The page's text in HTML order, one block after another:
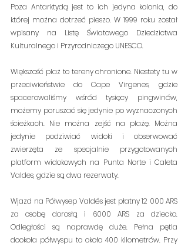
Poza Antarktydą jest to ich jedyna kolonia, do
której można dotrzeć pieszo. W 1999 roku został
wpisany na Listę Światowego Dziedzictwa
Kulturalnego i Przyrodniczego UNESCO.
Większość plaż to tereny chronione. Niestety tu w
przeciwieństwie do Cape Virgenes, gdzie
spacerowaliśmy wśród tysięcy pingwinów,
możemy poruszać się jedynie po wyznaczonych
ścieżkach. Nie można zejść na plażę. Można
jedynie podziwiać widoki i obserwować
zwierzęta ze specjalnie przygotowanych
platform widokowych na Punta Norte i Caleta
Valdes, gdzie są dwa rezerwaty.
Wjazd na Półwysep Valdés jest płatny 12 000 ARS
za osobę dorosłą i 6000 ARS za dziecko.
Odległości są naprawdę duże. Pełna pętla
dookoła półwyspu to około 400 kilometrów. Przy